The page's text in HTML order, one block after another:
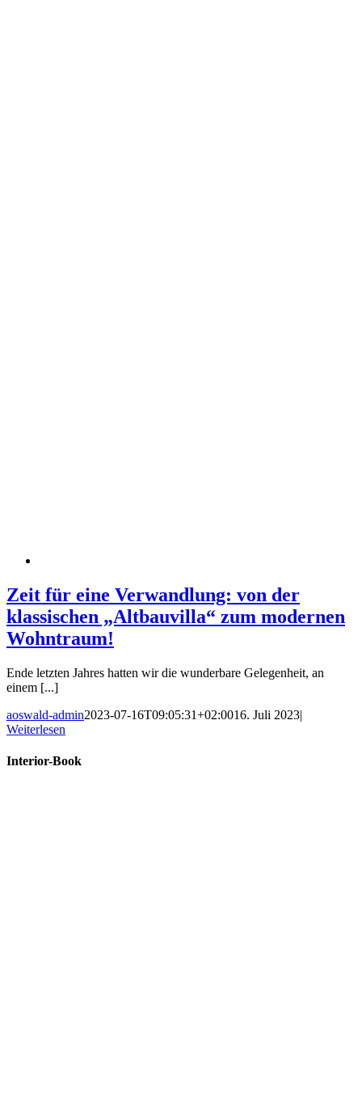
Zeit für eine Verwandlung: von der
klassischen „Altbauvilla“ zum modernen
Wohntraum!
Ende letzten Jahres hatten wir die wunderbare Gelegenheit, an
einem [...]
aoswald-admin2023-07-16T09:05:31+02:0016. Juli 2023|
Weiterlesen
Interior-Book